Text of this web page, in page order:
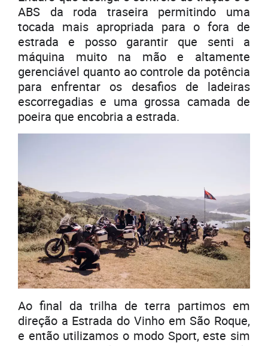
ABS da roda traseira permitindo uma
tocada mais apropriada para o fora de
estrada e posso garantir que senti a
máquina muito na mão e altamente
gerenciável quanto ao controle da potência
para enfrentar os desafios de ladeiras
escorregadias e uma grossa camada de
poeira que encobria a estrada.
Ao final da trilha de terra partimos em
direção a Estrada do Vinho em São Roque,
e então utilizamos o modo Sport, este sim